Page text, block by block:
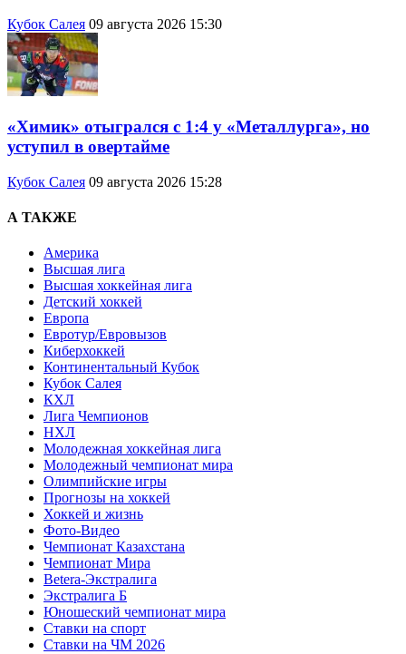
Кубок Салея 09 августа 2026 15:30
«Химик» отыгрался с 1:4 у «Металлурга», но
уступил в овертайме
Кубок Салея 09 августа 2026 15:28
А ТАКЖЕ
Америка
Высшая лига
Высшая хоккейная лига
Детский хоккей
Европа
Евротур/Евровызов
Киберхоккей
Континентальный Кубок
Кубок Салея
КХЛ
Лига Чемпионов
НХЛ
Молодежная хоккейная лига
Молодежный чемпионат мира
Олимпийские игры
Прогнозы на хоккей
Хоккей и жизнь
Фото-Видео
Чемпионат Казахстана
Чемпионат Мира
Betera-Экстралига
Экстралига Б
Юношеский чемпионат мира
Ставки на спорт
Ставки на ЧМ 2026